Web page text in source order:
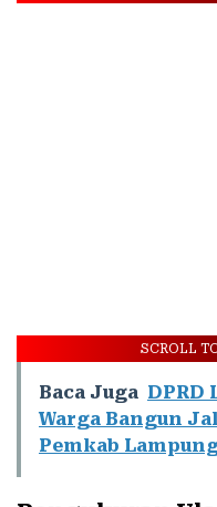
SCROLL
Baca Juga DPRD
Warga Bangun
Pemkab